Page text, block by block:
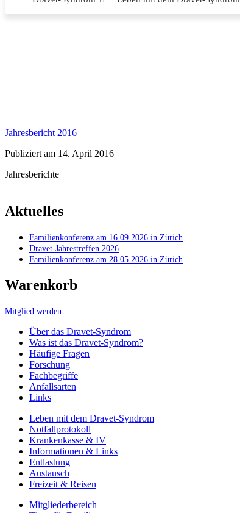
Jahresbericht 2016
Publiziert am 14. April 2016
Jahresberichte
Aktuelles
Familienkonferenz am 16.09.2026 in Zürich
Dravet-Jahrestreffen 2026
Familienkonferenz am 28.05.2026 in Zürich
Warenkorb
Mitglied werden
Über das Dravet-Syndrom
Was ist das Dravet-Syndrom?
Häufige Fragen
Forschung
Fachbegriffe
Anfallsarten
Links
Leben mit dem Dravet-Syndrom
Notfallprotokoll
Krankenkasse & IV
Informationen & Links
Entlastung
Austausch
Freizeit & Reisen
Mitgliederbereich